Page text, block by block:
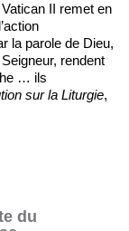
II remet en
la parole de Dieu,
rendent
… ils
sur la Liturgie,
du